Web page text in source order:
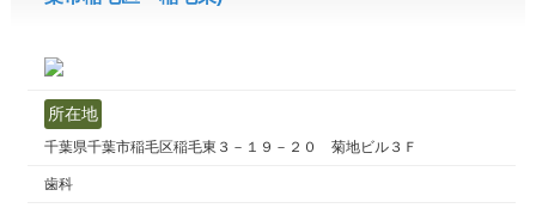
所在地
千葉県千葉市稲毛区稲毛東３－１９－２０ 菊地ビル３Ｆ
歯科